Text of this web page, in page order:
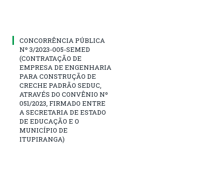
CONCORRÊNCIA PÚBLICA
Nº 3/2023-005-SEMED
(CONTRATAÇÃO DE
EMPRESA DE ENGENHARIA
PARA CONSTRUÇÃO DE
CRECHE PADRÃO SEDUC,
ATRAVÉS DO CONVÊNIO Nº
051/2023, FIRMADO ENTRE
A SECRETARIA DE ESTADO
DE EDUCAÇÃO E O
MUNICÍPIO DE
ITUPIRANGA)